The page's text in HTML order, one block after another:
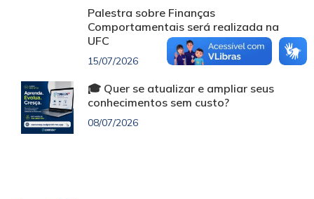
Palestra sobre Finanças
Comportamentais será realizada na
UFC
15/07/2026
🎓 Quer se atualizar e ampliar seus
conhecimentos sem custo?
08/07/2026